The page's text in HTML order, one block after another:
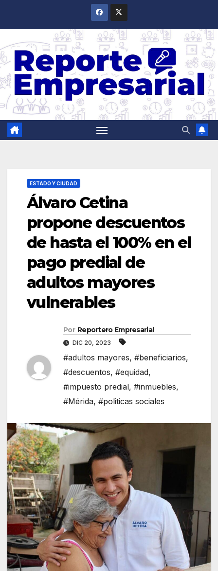
ESTADO Y CIUDAD
Álvaro Cetina
propone descuentos
de hasta el 100% en el
pago predial de
adultos mayores
vulnerables
Por Reportero Empresarial
DIC 20, 2023
#adultos mayores, #beneficiarios,
#descuentos, #equidad,
#impuesto predial, #inmuebles,
#Mérida, #politicas sociales